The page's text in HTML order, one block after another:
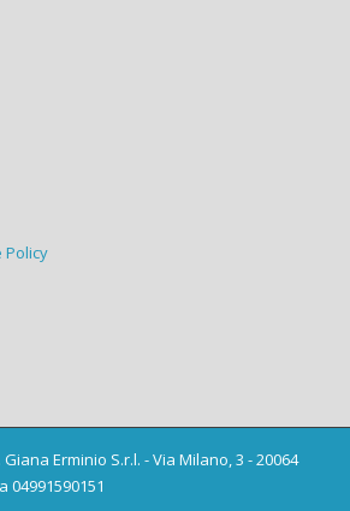
Policy
Erminio S.r.l. - Via Milano, 3 - 20064
04991590151